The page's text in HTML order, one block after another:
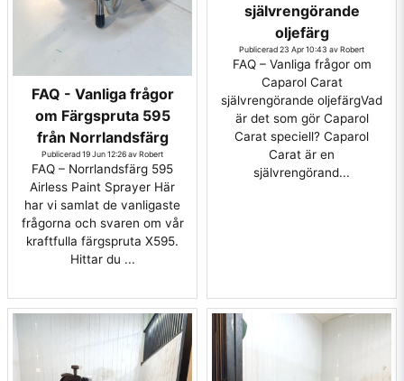
FAQ - Vanliga frågor
om Färgspruta 595
från Norrlandsfärg
Publicerad 19 Jun 12:26 av Robert
FAQ – Norrlandsfärg 595
Airless Paint Sprayer Här
har vi samlat de vanligaste
frågorna och svaren om vår
kraftfulla färgspruta X595.
Hittar du ...
självrengörande
oljefärg
Publicerad 23 Apr 10:43 av Robert
FAQ – Vanliga frågor om
Caparol Carat
självrengörande oljefärgVad
är det som gör Caparol
Carat speciell? Caparol
Carat är en
självrengörand...